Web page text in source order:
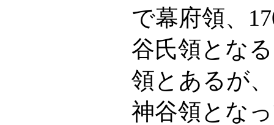
で幕府領、
谷氏領とな
領とあるが
神谷領とな